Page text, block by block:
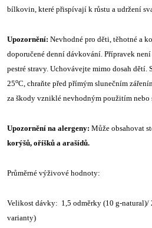
bílkovin, které přispívají k růstu a udržení
Upozornění: Nevhodné pro děti, těhotné a
doporučené denní dávkování. Přípravek
pestré stravy. Uchovávejte mimo dosah
25oC, chraňte před přímým slunečním
za škody vzniklé nevhodným použitím nebo
Upozornění na alergeny: Může obsahovat
korýšů, oříšků a arašídů.
Průměrné výživové hodnoty:
Velikost dávky: 1,5 odměrky (10 g-natural)/
varianty)